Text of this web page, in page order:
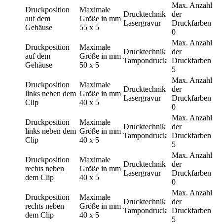
Druckposition
auf dem
Gehäuse
Maximale
Größe in mm
55 x 5
Drucktechnik
Lasergravur
Max. Anzahl
der
Druckfarben
0
Druckposition
auf dem
Gehäuse
Maximale
Größe in mm
50 x 5
Drucktechnik
Tampondruck
Max. Anzahl
der
Druckfarben
5
Druckposition
links neben dem
Clip
Maximale
Größe in mm
40 x 5
Drucktechnik
Lasergravur
Max. Anzahl
der
Druckfarben
0
Druckposition
links neben dem
Clip
Maximale
Größe in mm
40 x 5
Drucktechnik
Tampondruck
Max. Anzahl
der
Druckfarben
5
Druckposition
rechts neben
dem Clip
Maximale
Größe in mm
40 x 5
Drucktechnik
Lasergravur
Max. Anzahl
der
Druckfarben
0
Druckposition
rechts neben
dem Clip
Maximale
Größe in mm
40 x 5
Drucktechnik
Tampondruck
Max. Anzahl
der
Druckfarben
5